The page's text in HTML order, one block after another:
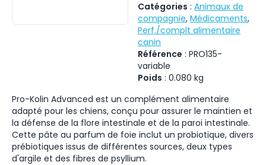
Catégories : Animaux de
compagnie, Médicaments,
Perf./complt alimentaire
canin
Référence : PRO135-
variable
Poids : 0.080 kg
Pro-Kolin Advanced est un complément alimentaire
adapté pour les chiens, conçu pour assurer le maintien et
la défense de la flore intestinale et de la paroi intestinale.
Cette pâte au parfum de foie inclut un probiotique, divers
prébiotiques issus de différentes sources, deux types
d'argile et des fibres de psyllium.